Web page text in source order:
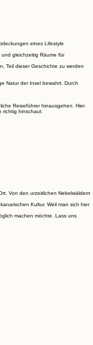
eines Lifestyle
gleichzeitig Räume für
Teil dieser Geschichte zu werden
Natur der Insel bewahrt. Durch
Reiseführer hinausgehen. Hier
hinschaut.
Von den urzeitlichen Nebelwäldern
Kultur. Weil man sich hier
machen möchte. Lass uns